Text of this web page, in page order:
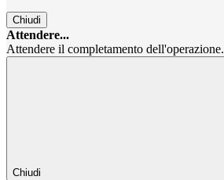
Chiudi
Attendere...
Attendere il completamento
Chiudi